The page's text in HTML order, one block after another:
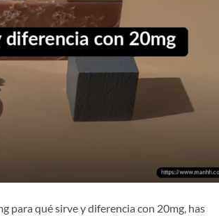
para qué sirve y diferencia con 20mg, has